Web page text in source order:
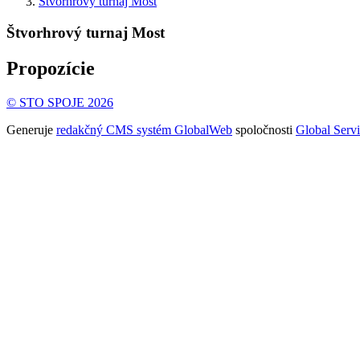
Štvorhrový turnaj Most
Propozície
© STO SPOJE 2026
Generuje redakčný CMS systém GlobalWeb spoločnosti Global